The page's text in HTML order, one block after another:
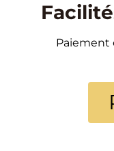
Paiement